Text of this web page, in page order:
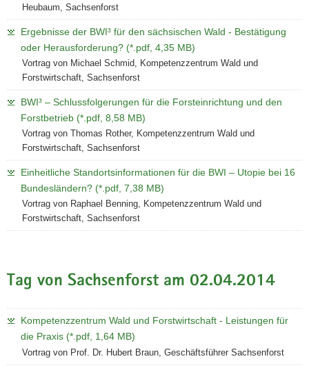
Heubaum, Sachsenforst
Ergebnisse der BWI³ für den sächsischen Wald - Bestätigung
oder Herausforderung? (*.pdf, 4,35 MB)
Vortrag von Michael Schmid, Kompetenzzentrum Wald und
Forstwirtschaft, Sachsenforst
BWI³ – Schlussfolgerungen für die Forsteinrichtung und den
Forstbetrieb (*.pdf, 8,58 MB)
Vortrag von Thomas Rother, Kompetenzzentrum Wald und
Forstwirtschaft, Sachsenforst
Einheitliche Standortsinformationen für die BWI – Utopie bei 16
Bundesländern? (*.pdf, 7,38 MB)
Vortrag von Raphael Benning, Kompetenzzentrum Wald und
Forstwirtschaft, Sachsenforst
Tag von Sachsenforst am 02.04.2014
Kompetenzzentrum Wald und Forstwirtschaft - Leistungen für
die Praxis (*.pdf, 1,64 MB)
Vortrag von Prof. Dr. Hubert Braun, Geschäftsführer Sachsenforst